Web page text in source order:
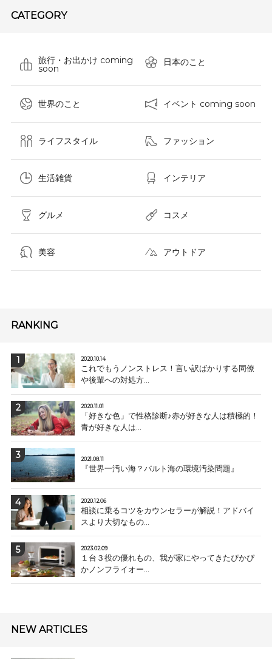
CATEGORY
旅行・お出かけ coming
soon
日本のこと
世界のこと イベント coming soon
ライフスタイル ファッション
生活雑貨 インテリア
グルメ コスメ​
美容 アウトドア
RANKING
2020.10.14
これでもうノンストレス！言い訳ばかりする同僚
や後輩への対処方...
2020.11.01
「好きな色」で性格診断♪赤が好きな人は積極的！
青が好きな人は...
2021.08.11
『世界一汚い海？バルト海の環境汚染問題』
2020.12.06
相談に乗るコツをカウンセラーが解説！アドバイ
スより大切なもの...
2023.02.09
１台３役の優れもの、我が家にやってきたぴかぴ
かノンフライオー...
NEW ARTICLES